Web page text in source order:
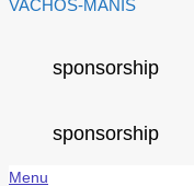
VACHOS-MANIS
sponsorship
sponsorship
Secondary
Menu